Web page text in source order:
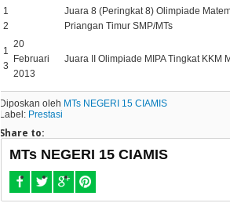
1
2
Juara 8 (Peringkat 8) Olimpiade
Priangan Timur SMP/MTs
1
3
20
Februari
2013
Juara II Olimpiade MIPA Tingkat KKM
Diposkan oleh MTs NEGERI 15 CIAMIS
Label: Prestasi
Share to:
MTs NEGERI 15 CIAMIS